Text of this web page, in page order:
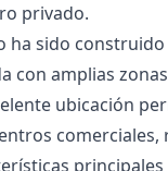
privado.
ha sido
con amplias
ubicación
comerciales,
principales